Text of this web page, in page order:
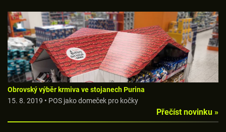
Obrovský výběr krmiva ve stojanech Purina
15. 8. 2019 • POS jako domeček pro kočky
Přečíst novinku »